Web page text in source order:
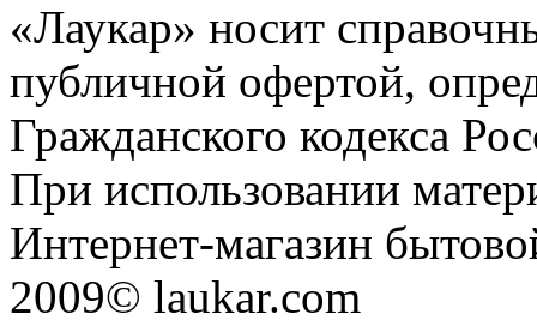
«Лаукар» носит
публичной офертой,
Гражданского кодекса
При использовании
Интернет-магазин
2009© laukar.com